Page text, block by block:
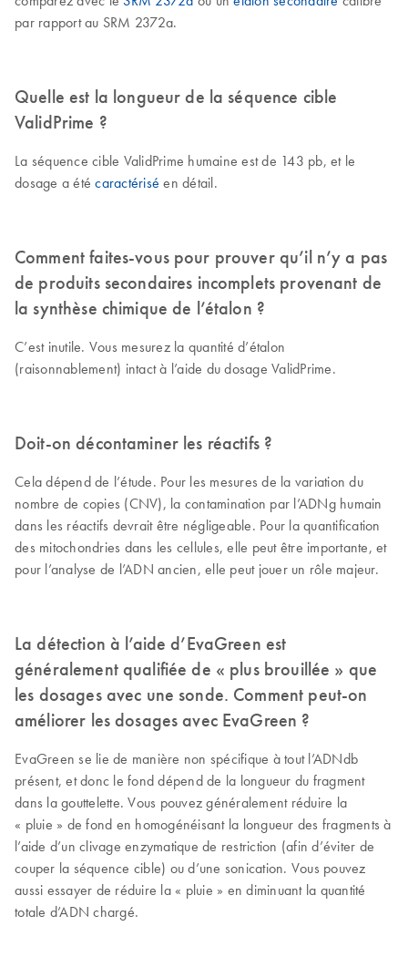
par rapport au SRM 2372a.
Quelle est la longueur de la séquence cible
ValidPrime ?
La séquence cible ValidPrime humaine est de 143 pb, et le
dosage a étécaractérisé en détail.
Comment faites-vous pour prouver qu’il n’y a pas
de produits secondaires incomplets provenant de
la synthèse chimique de l’étalon ?
C’est inutile. Vous mesurez la quantité d’étalon
(raisonnablement) intact à l’aide du dosage ValidPrime.
Doit-on décontaminer les réactifs ?
Cela dépend de l’étude. Pour les mesures de la variation du
nombre de copies (CNV), la contamination par l’ADNg humain
dans les réactifs devrait être négligeable. Pour la quantification
des mitochondries dans les cellules, elle peut être importante, et
pour l’analyse de l’ADN ancien, elle peut jouer un rôle majeur.
La détection à l’aide d’EvaGreen est
généralement qualifiée de « plus brouillée » que
les dosages avec une sonde. Comment peut-on
améliorer les dosages avec EvaGreen ?
EvaGreen se lie de manière non spécifique à tout l’ADNdb
présent, et donc le fond dépend de la longueur du fragment
dans la gouttelette. Vous pouvez généralement réduire la
« pluie » de fond en homogénéisant la longueur des fragments à
l’aide d’un clivage enzymatique de restriction (afin d’éviter de
couper la séquence cible) ou d’une sonication. Vous pouvez
aussi essayer de réduire la « pluie » en diminuant la quantité
totale d’ADN chargé.